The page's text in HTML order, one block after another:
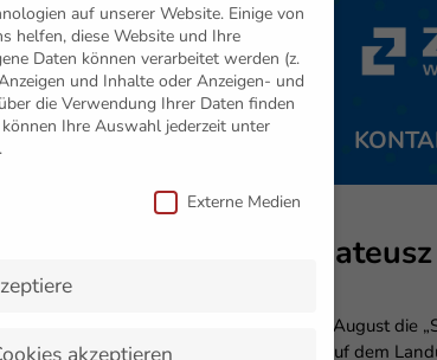
VFB MEDIEN PARTNER
Tim Peter und
in Überlingen
MCD Sportmarketing vom 2. bis zum 7. August die
beim Jubiläum – dieses Jahr wieder auf dem
auf unserer Website. Einige von
helfen, diese Website und Ihre
Daten können verarbeitet werden (z.
und Inhalte oder Anzeigen- und
die Verwendung Ihrer Daten finden
Ihre Auswahl jederzeit unter
Externe Medien
akzeptieren